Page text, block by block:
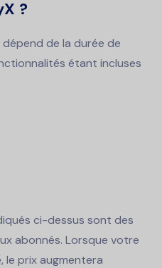
?
de la durée de
étant incluses
ci-dessus sont des
abonnés. Lorsque votre
le prix augmentera